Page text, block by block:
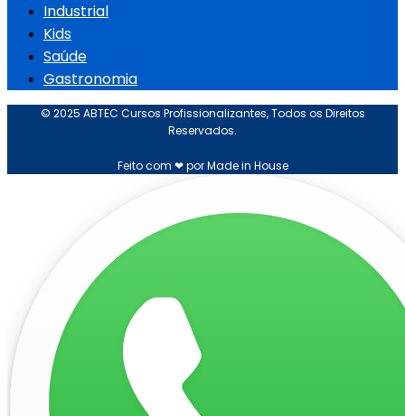
Industrial
Kids
Saúde
Gastronomia
© 2025 ABTEC Cursos Profissionalizantes, Todos os Direitos
Reservados.
Feito com ❤ por Made in House